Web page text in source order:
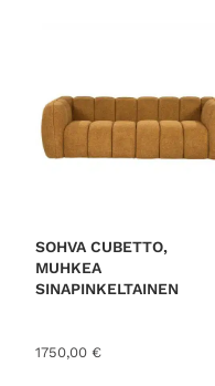
SOHVA CUBETTO,
MUHKEA
SINAPINKELTAINEN
1750,00 €